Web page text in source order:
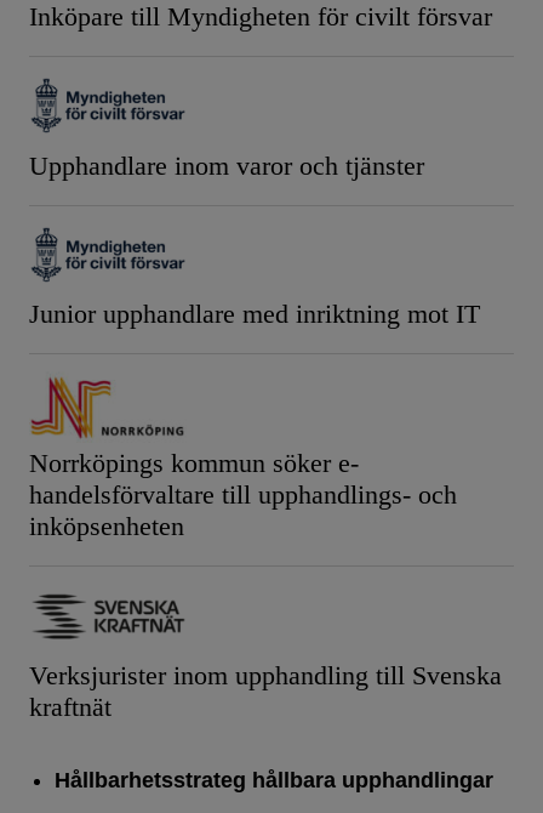
Inköpare till Myndigheten för civilt försvar
Upphandlare inom varor och tjänster
Junior upphandlare med inriktning mot IT
Norrköpings kommun söker e-
handelsförvaltare till upphandlings- och
inköpsenheten
Verksjurister inom upphandling till Svenska
kraftnät
Hållbarhetsstrateg hållbara upphandlingar